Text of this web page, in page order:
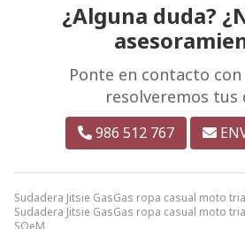
Sudadera Jitsie GasGas ropa casual moto
Sudadera Jitsie GasGas ropa casual moto
SQeM
¿Alguna duda?
Ponte en contacto
resolveremos tus
986 512 767